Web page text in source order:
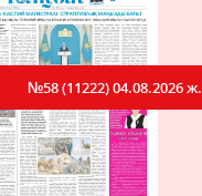
№58 (11222)04.08.2026 ж.